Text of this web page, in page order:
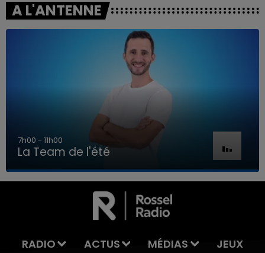
LA TEAM DE L'ÉTÉ
A L'ANTENNE
7h00 - 11h00
La Team de l'été
RADIO ACTUS MÉDIAS JEUX